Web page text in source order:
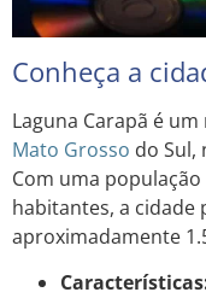
Conheça a
Laguna Carapã é
Mato Grosso do Sul,
Com uma
habitantes, a
aproximadamente